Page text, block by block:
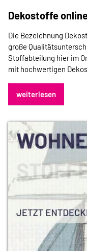
Dekostoffe
Die Bezeichnung
große
Stoffabteilung hier im
mit hochwertigen
weiterlesen